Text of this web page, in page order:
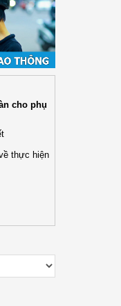
cho phụ
thực hiện